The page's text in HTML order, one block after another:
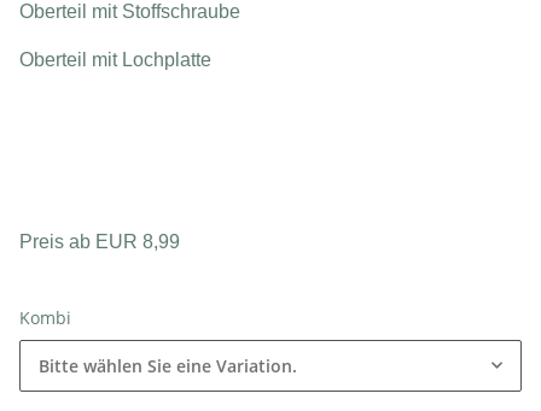
Oberteil mit Stoffschraube
Oberteil mit Lochplatte
Preis ab EUR 8,99
Kombi
Bitte wählen Sie eine Variation.